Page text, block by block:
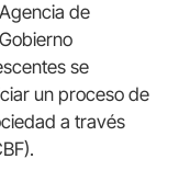
de
se
un proceso de
a través